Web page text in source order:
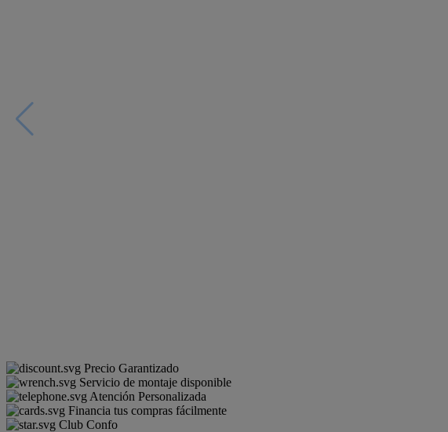
Precio Garantizado
Servicio de montaje disponible
Atención Personalizada
Financia tus compras fácilmente
Club Confo